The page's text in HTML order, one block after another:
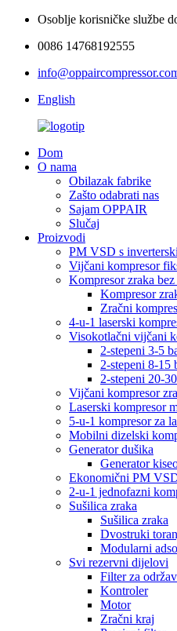
Osoblje korisničke službe
0086 14768192555
English
Dom
O nama
Obilazak fabrike
Zašto odabrati nas
Sajam OPPAIR
Slučaj
Proizvodi
PM VSD s
Vijčani kompresor
Kompresor zraka
Kompresor
Zračni
4-u-1 laserski
Visokotlačni vijčani
2-stepeni 3-5
2-stepeni 8-15
2-stepeni 20-
Vijčani kompresor
Laserski kompresor
5-u-1 kompresor za
Mobilni dizelski
Generator dušika
Generator
Ekonomični PM
2-u-1 jednofazni
Sušilica zraka
Sušilica zraka
Dvostruki
Modularni
Svi rezervni dijelovi
Filter za
Kontroler
Motor
Zračni kraj